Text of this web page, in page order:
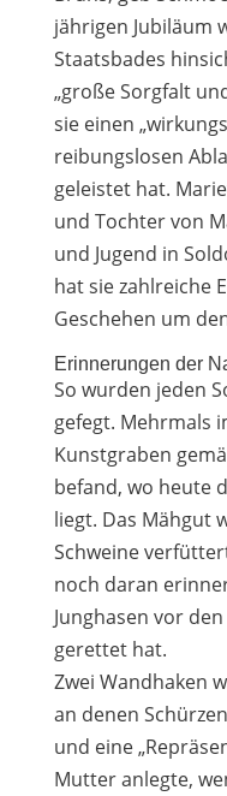
jährigen Jubiläum
Staatsbades
„große Sorgfalt
sie einen
reibungslosen
geleistet hat.
und Tochter von
und Jugend in
hat sie zahlreiche
Geschehen um
Erinnerungen der
So wurden jeden
gefegt. Mehrmals
Kunstgraben
befand, wo heute
liegt. Das Mähgut
Schweine
noch daran
Junghasen vor
gerettet hat.
Zwei Wandhaken
an denen
und eine
Mutter anlegte,